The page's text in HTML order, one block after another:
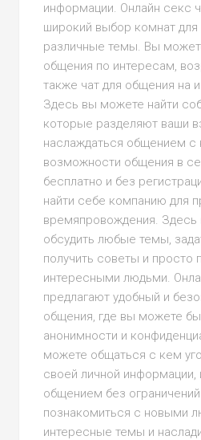
информации. Онлайн секс
широкий выбор комнат
различные темы. Вы
общения по интересам,
также чат для общения на
Здесь вы можете найти
которые разделяют ваши
наслаждаться общением с
возможности общения в
бесплатно и без
найти себе компанию для
времяпровождения.
обсудить любые темы,
получить советы и просто
интересными людьми.
предлагают удобный и
общения, где вы можете
анонимности и
можете общаться с кем
своей личной информации,
общением без
познакомиться с новыми
интересные темы и